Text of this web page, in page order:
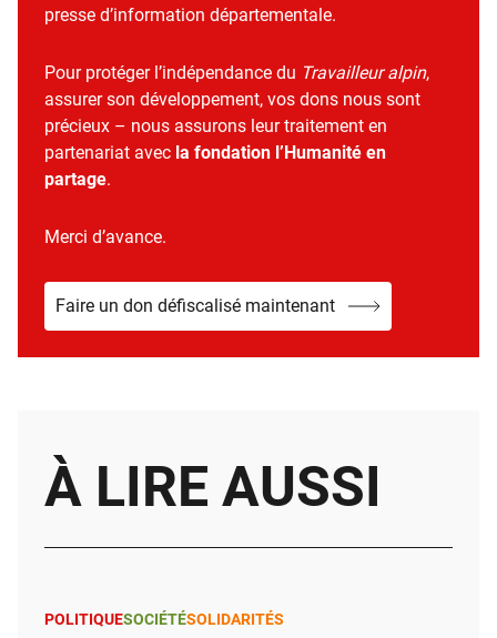
presse d’information départementale.
Pour protéger l’indépendance du Travailleur alpin,
assurer son développement, vos dons nous sont
précieux – nous assurons leur traitement en
partenariat avec la fondation l’Humanité en
partage.
Merci d’avance.
Faire un don défiscalisé maintenant
À LIRE AUSSI
POLITIQUESOCIÉTÉSOLIDARITÉS